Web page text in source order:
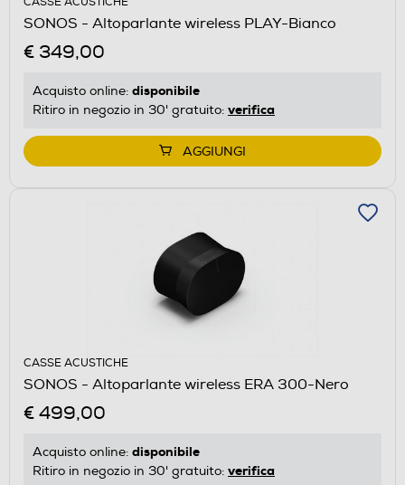
SONOS - Altoparlante wireless PLAY-Bianco
€ 349,00
Acquisto online: disponibile
Ritiro in negozio in 30' gratuito: verifica
AGGIUNGI
CASSE ACUSTICHE
SONOS - Altoparlante wireless ERA 300-Nero
€ 499,00
Acquisto online: disponibile
Ritiro in negozio in 30' gratuito: verifica